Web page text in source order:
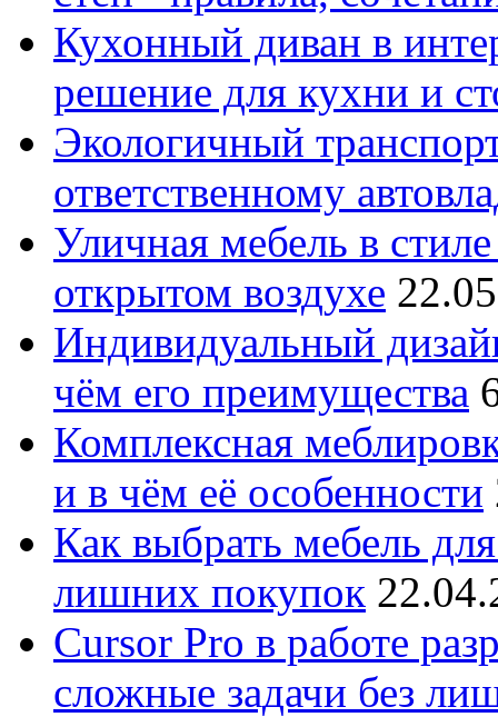
Кухонный диван в
решение для кухни и
Экологичный
ответственному
Уличная мебель в
открытом воздухе
Индивидуальный
чём его преимущества
Комплексная
и в чём её особенности
Как выбрать мебель
лишних покупок
Cursor Pro в работе
сложные задачи без